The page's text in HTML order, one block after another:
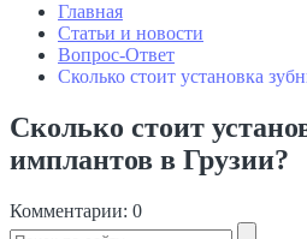
Главная
Статьи и новости
Вопрос-Ответ
Сколько стоит установка
Сколько стоит
имплантов в Грузии?
Комментарии: 0